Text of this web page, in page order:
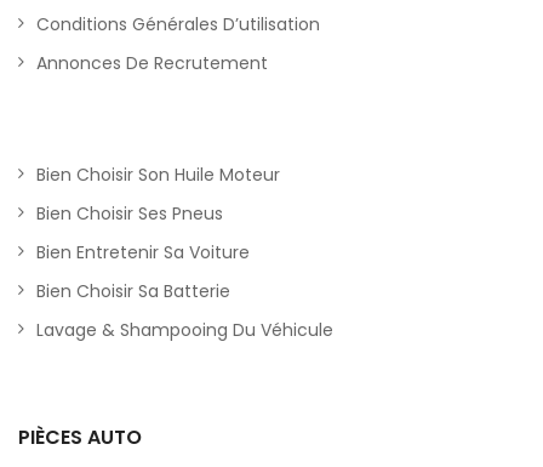
Conditions Générales D’utilisation
Annonces De Recrutement
Bien Choisir Son Huile Moteur
Bien Choisir Ses Pneus
Bien Entretenir Sa Voiture
Bien Choisir Sa Batterie
Lavage & Shampooing Du Véhicule
PIÈCES AUTO